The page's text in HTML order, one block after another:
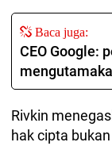
Baca juga:
CEO Google:
Rivkin
hak cipta